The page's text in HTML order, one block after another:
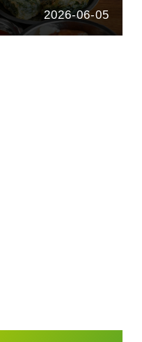
2026-06-05
是
智慧城市｜杭